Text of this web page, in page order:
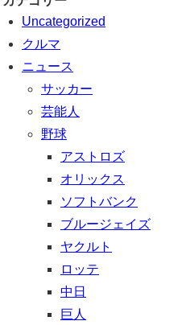
Uncategorized
クルマ
ニュース
サッカー
芸能人
野球
アストロズ
オリックス
ソフトバンク
ブルージェイズ
ヤクルト
ロッテ
中日
巨人